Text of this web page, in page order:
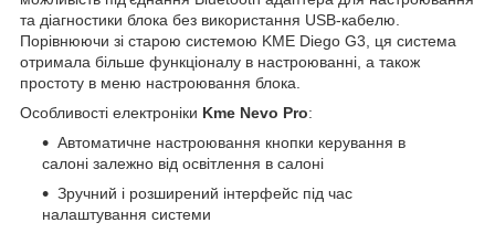
та діагностики блока без використання USB-кабелю.
Порівнюючи зі старою системою KME Diego G3, ця система
отримала більше функціоналу в настроюванні, а також
простоту в меню настроювання блока.
Особливості електроніки Kme Nevo Pro:
Автоматичне настроювання кнопки керування в
салоні залежно від освітлення в салоні
Зручний і розширений інтерфейс під час
налаштування системи